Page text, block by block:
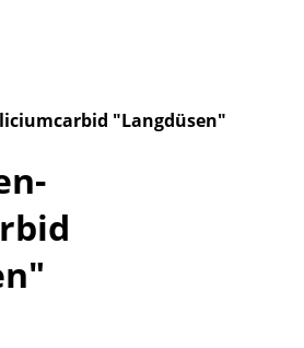
"Langdüsen"